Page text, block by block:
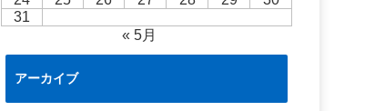
31
« 5月
アーカイブ